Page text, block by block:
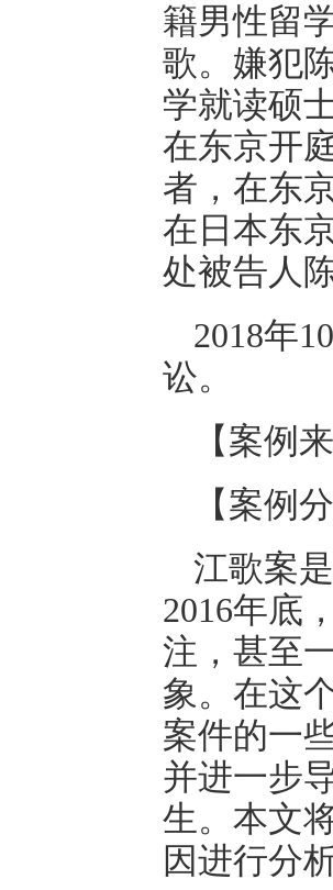
籍男性留
歌。嫌犯
学就读硕
在东京开
者，在东
在日本东
处被告人
2018年
讼。
【案例
【案例
江歌案
2016年底
注，甚至
象。在这
案件的一
并进一步
生。本文
因进行分